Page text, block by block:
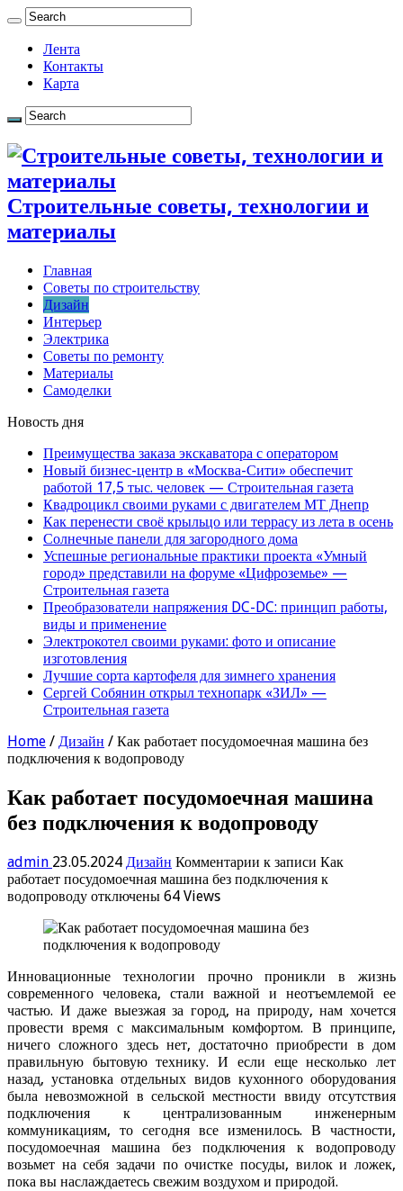
Лента
Контакты
Карта
Строительные советы, технологии и
материалы
Главная
Советы по строительству
Дизайн
Интерьер
Электрика
Советы по ремонту
Материалы
Самоделки
Новость дня
Преимущества заказа экскаватора с оператором
Новый бизнес-центр в «Москва-Сити» обеспечит
работой 17,5 тыс. человек — Строительная газета
Квадроцикл своими руками с двигателем МТ Днепр
Как перенести своё крыльцо или террасу из лета в осень
Солнечные панели для загородного дома
Успешные региональные практики проекта «Умный
город» представили на форуме «Цифроземье» —
Строительная газета
Преобразователи напряжения DC-DC: принцип работы,
виды и применение
Электрокотел своими руками: фото и описание
изготовления
Лучшие сорта картофеля для зимнего хранения
Сергей Собянин открыл технопарк «ЗИЛ» —
Строительная газета
Home / Дизайн / Как работает посудомоечная машина без
подключения к водопроводу
Как работает посудомоечная машина
без подключения к водопроводу
admin 23.05.2024 Дизайн Комментарии к записи Как
работает посудомоечная машина без подключения к
водопроводу отключены 64 Views
Инновационные технологии прочно проникли в жизнь
современного человека, стали важной и неотъемлемой ее
частью. И даже выезжая за город, на природу, нам хочется
провести время с максимальным комфортом. В принципе,
ничего сложного здесь нет, достаточно приобрести в дом
правильную бытовую технику. И если еще несколько лет
назад, установка отдельных видов кухонного оборудования
была невозможной в сельской местности ввиду отсутствия
подключения к централизованным инженерным
коммуникациям, то сегодня все изменилось. В частности,
посудомоечная машина без подключения к водопроводу
возьмет на себя задачи по очистке посуды, вилок и ложек,
пока вы наслаждаетесь свежим воздухом и природой.